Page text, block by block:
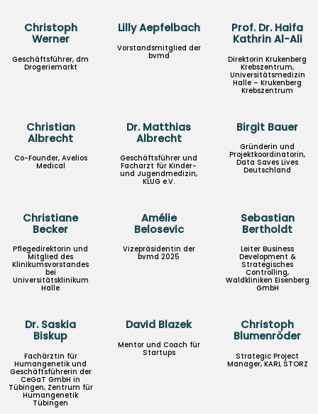
Christoph
Werner
Geschäftsführer, dm
Drogeriemarkt
Lilly Aepfelbach
Vorstandsmitglied der
bvmd
Prof. Dr. Haifa
Kathrin Al-Ali
Direktorin Krukenberg
Krebszentrum,
Universitätsmedizin
Halle – Krukenberg
Krebszentrum
Christian
Albrecht
Co-Founder, Avelios
Medical
Dr. Matthias
Albrecht
Geschäftsführer und
Facharzt für Kinder-
und Jugendmedizin,
KLUG e.V.
Birgit Bauer
Gründerin und
Projektkoordinatorin,
Data Saves Lives
Deutschland
Christiane
Becker
Pflegedirektorin und
Mitglied des
Klinikumsvorstandes
bei
Universitätsklinikum
Halle
Amélie
Belosevic
Vizepräsidentin der
bvmd 2025
Sebastian
Bertholdt
Leiter Business
Development &
Strategisches
Controlling,
Waldkliniken Eisenberg
GmbH
Dr. Saskia
Biskup
Fachärztin für
Humangenetik und
Geschäftsführerin der
CeGaT GmbH in
Tübingen, Zentrum für
Humangenetik
Tübingen
David Blazek
Mentor und Coach für
Startups
Christoph
Blumenröder
Strategic Project
Manager, KARL STORZ